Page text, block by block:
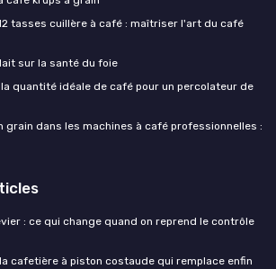
tasses cuillère à café : maîtriser l'art du café
sur la santé du foie
quantité idéale de café pour un percolateur de
grain dans les machines à café professionnelles :
: ce qui change quand on reprend le contrôle
cafetière à piston costaude qui remplace enfin